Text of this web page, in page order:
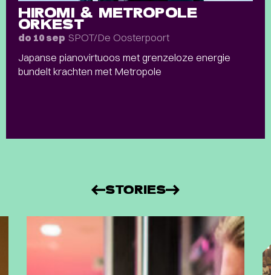
HIROMI & METROPOLE
ORKEST
do 10 sep SPOT/De Oosterpoort
Japanse pianovirtuoos met grenzeloze energie
bundelt krachten met Metropole
STORIES